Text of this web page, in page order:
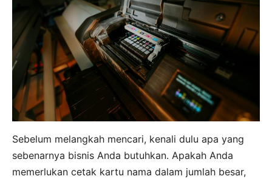
Sebelum melangkah mencari, kenali dulu apa yang
sebenarnya bisnis Anda butuhkan. Apakah Anda
memerlukan cetak kartu nama dalam jumlah besar,